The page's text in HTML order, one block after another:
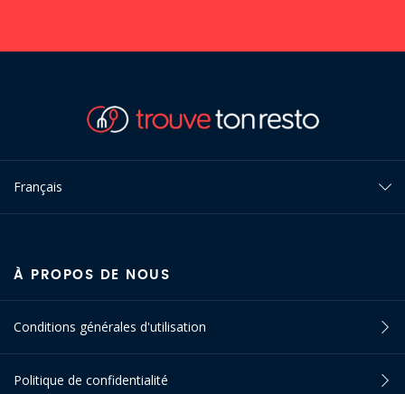
Français
À PROPOS DE NOUS
Conditions générales d'utilisation
Politique de confidentialité